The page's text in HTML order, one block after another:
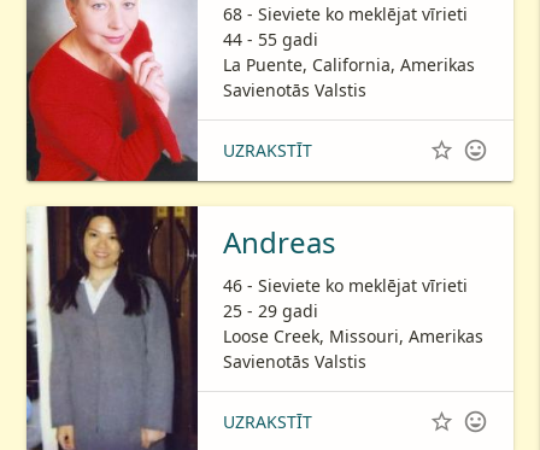
68 - Sieviete ko meklējat vīrieti
44 - 55 gadi
La Puente, California, Amerikas
Savienotās Valstis
UZRAKSTĪT  
Andreas
46 - Sieviete ko meklējat vīrieti
25 - 29 gadi
Loose Creek, Missouri, Amerikas
Savienotās Valstis
UZRAKSTĪT  